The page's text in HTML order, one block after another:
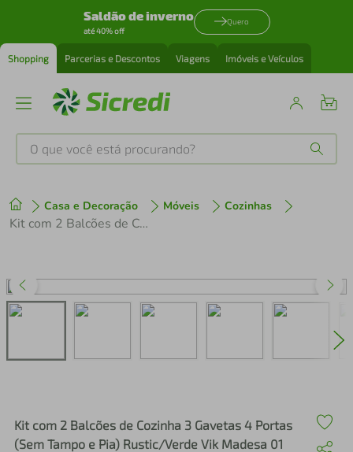
Saldão de inverno
até 40% off
Quero
Shopping Parcerias e Descontos Viagens Imóveis e Veículos
O que você está procurando?
Casa e Decoração Móveis Cozinhas
Kit com 2 Balcões de Cozinha 3 Gavetas 4 Portas (Sem Tampo e Pia) Rustic/Verde Vik Madesa 01
Kit com 2 Balcões de Cozinha 3 Gavetas 4 Portas
(Sem Tampo e Pia) Rustic/Verde Vik Madesa 01
1º tenis
perfume